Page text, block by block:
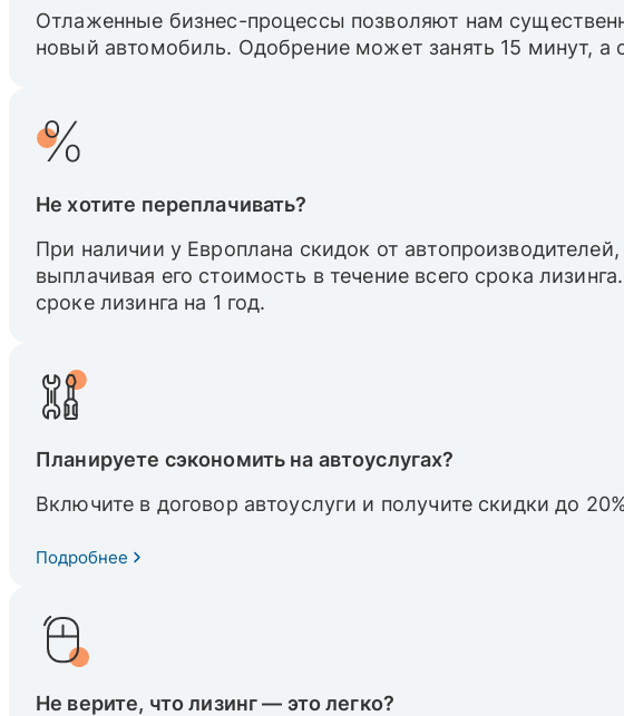
Отлаженные бизнес-процессы позволяют нам
новый автомобиль. Одобрение может занять 15 минут,
Не хотите переплачивать?
При наличии у Европлана скидок от
выплачивая его стоимость в течение всего срока
сроке лизинга на 1 год.
Планируете сэкономить на автоуслугах?
Включите в договор автоуслуги и получите скидки до
Подробнее
Не верите, что лизинг — это легко?